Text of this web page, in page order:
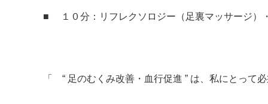
■ １０分：リフレクソロジー（足裏マッサージ）
「 “ 足のむくみ改善・血行促進 ” は、私にとって必